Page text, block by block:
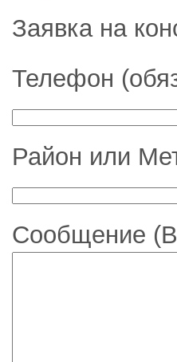
Заявка на
Телефон
Район или
Сообщение